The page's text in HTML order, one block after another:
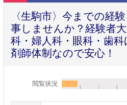
〈生駒市〉今までの経
事しませんか？経験者
科・婦人科・眼科・歯
剤師体制なので安心！
閲覧状況